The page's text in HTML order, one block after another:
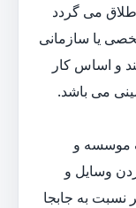
می گردد
یا سازمانی
و اساس کار
می باشد.
موسسه و
وسایل و
نسبت به جابجا